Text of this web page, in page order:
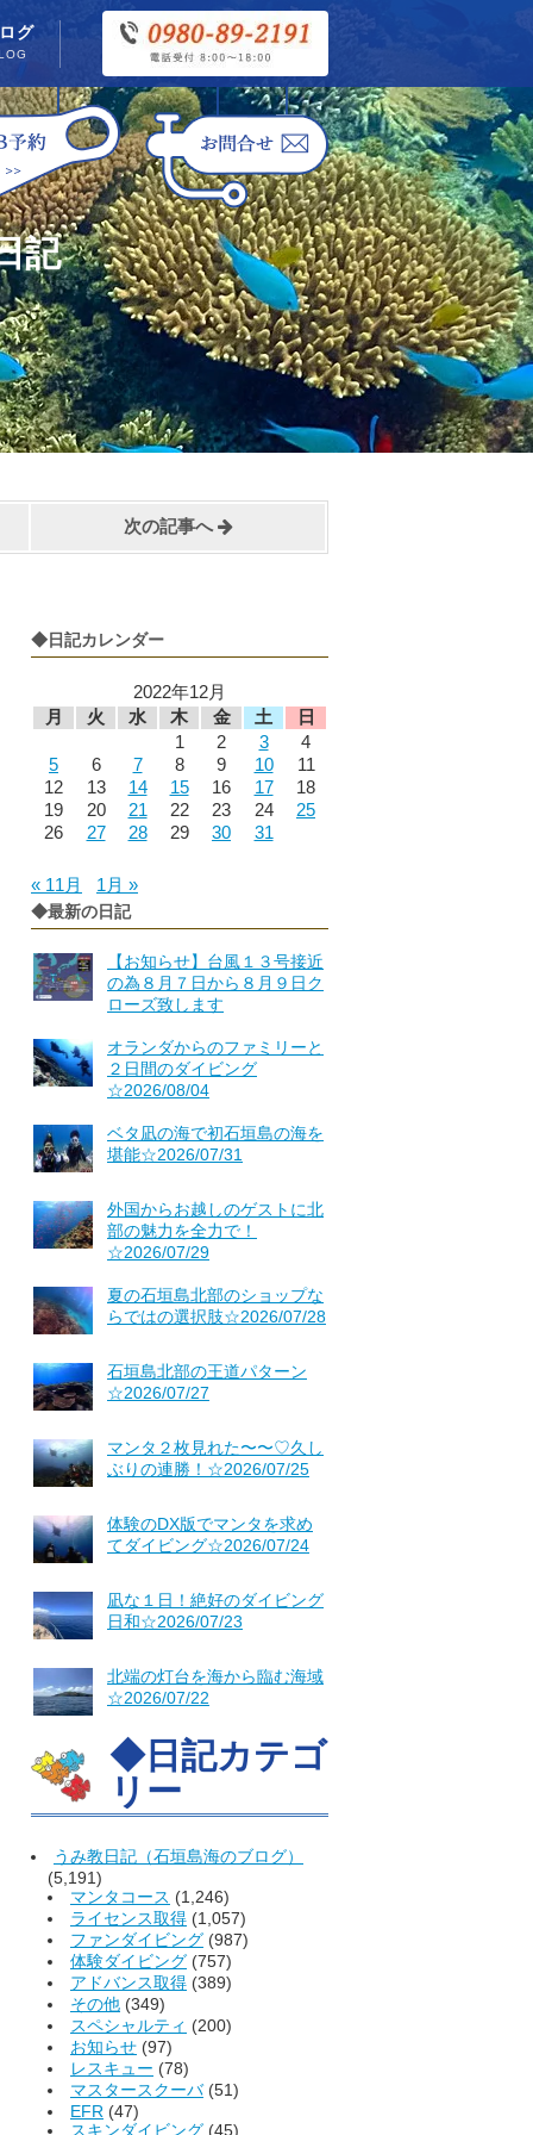
グ
記
次の記事へ
◆日記カレンダー
2022年12月
月
火 水 木 金 土
日
1
2 3
4
5
6 7 8 9 10
11
12
13 14 15 16 17
18
19
20 21 22 23 24
25
26
27 28 29 30 31
« 11月 1月 »
◆最新の日記
【お知らせ】台風１３号接近
の為８月７日から８月９日ク
ローズ致します
オランダからのファミリーと
２日間のダイビング
☆2026/08/04
ベタ凪の海で初石垣島の海を
堪能☆2026/07/31
外国からお越しのゲストに北
部の魅力を全力で！
☆2026/07/29
夏の石垣島北部のショップな
らではの選択肢☆2026/07/28
石垣島北部の王道パターン
☆2026/07/27
マンタ２枚見れた〜〜♡久し
ぶりの連勝！☆2026/07/25
体験のDX版でマンタを求め
てダイビング☆2026/07/24
凪な１日！絶好のダイビング
日和☆2026/07/23
北端の灯台を海から臨む海域
☆2026/07/22
◆日記カテゴ
リー
うみ教日記（石垣島海のブログ）
(5,191)
マンタコース (1,246)
ライセンス取得 (1,057)
ファンダイビング (987)
体験ダイビング (757)
アドバンス取得 (389)
その他 (349)
スペシャルティ (200)
お知らせ (97)
レスキュー (78)
マスタースクーバ(51)
EFR (47)
スキンダイビング (45)